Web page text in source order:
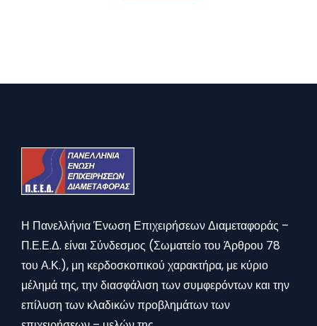
Η Πανελλήνια Ένωση Επιχειρήσεων Διαμεταφοράς –
Π.Ε.Ε.Δ. είναι Σύνδεσμος (Σωματείο του Άρθρου 78
του Α.Κ.), μη κερδοσκοπικού χαρακτήρα, με κύριο
μέλημά της, την διασφάλιση των συμφερόντων και την
επίλυση των κλαδικών προβλημάτων των